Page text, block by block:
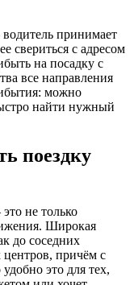
принимает
свериться с адресом
на посадку с
все направления
можно
найти нужный
поездку
не только
Широкая
до соседних
причём с
это для тех,